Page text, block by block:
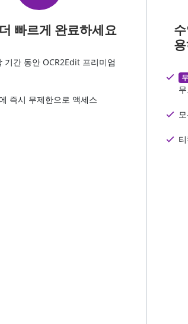
빠르게 완료하세요
기간 동안 OCR2Edit 프리미엄
즉시 무제한으로 액세스